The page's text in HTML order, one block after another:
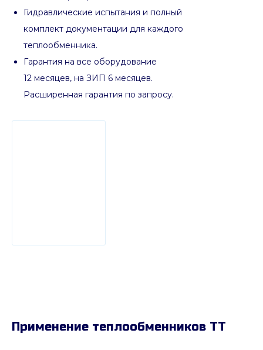
Гидравлические испытания и полный
комплект документации для каждого
теплообменника.
Гарантия на все оборудование
12 месяцев, на ЗИП 6 месяцев.
Расширенная гарантия по запросу.
Применение теплообменников ТТ